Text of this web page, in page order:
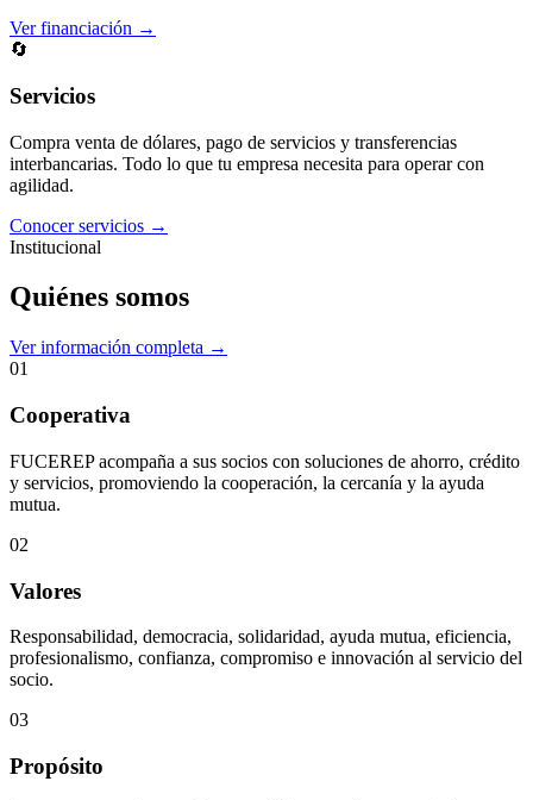
Ver financiación →
🔄
Servicios
Compra venta de dólares, pago de servicios y transferencias
interbancarias. Todo lo que tu empresa necesita para operar con
agilidad.
Conocer servicios →
Institucional
Quiénes somos
Ver información completa →
01
Cooperativa
FUCEREP acompaña a sus socios con soluciones de ahorro, crédito
y servicios, promoviendo la cooperación, la cercanía y la ayuda
mutua.
02
Valores
Responsabilidad, democracia, solidaridad, ayuda mutua, eficiencia,
profesionalismo, confianza, compromiso e innovación al servicio del
socio.
03
Propósito